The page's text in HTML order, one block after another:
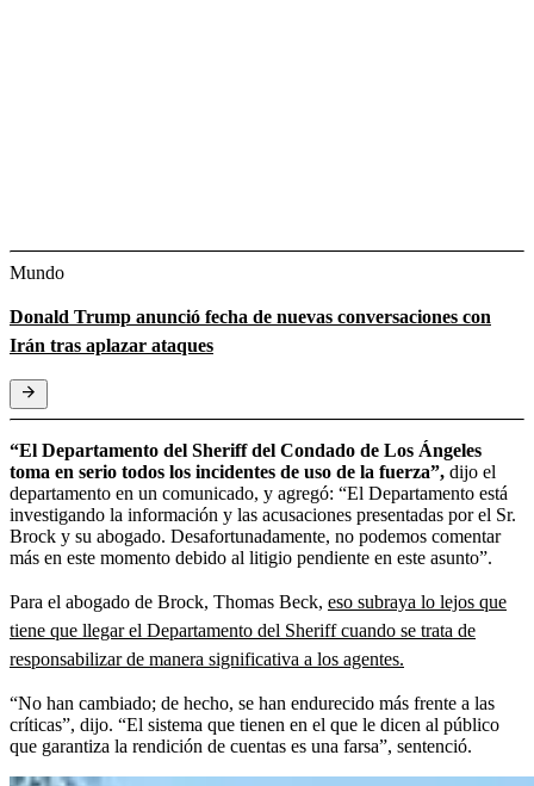
Mundo
Donald Trump anunció fecha de nuevas conversaciones con
Irán tras aplazar ataques
“El Departamento del Sheriff del Condado de Los Ángeles
toma en serio todos los incidentes de uso de la fuerza”, dijo el
departamento en un comunicado, y agregó: “El Departamento está
investigando la información y las acusaciones presentadas por el Sr.
Brock y su abogado. Desafortunadamente, no podemos comentar
más en este momento debido al litigio pendiente en este asunto”.
Para el abogado de Brock, Thomas Beck, eso subraya lo lejos que
tiene que llegar el Departamento del Sheriff cuando se trata de
responsabilizar de manera significativa a los agentes.
“No han cambiado; de hecho, se han endurecido más frente a las
críticas”, dijo. “El sistema que tienen en el que le dicen al público
que garantiza la rendición de cuentas es una farsa”, sentenció.